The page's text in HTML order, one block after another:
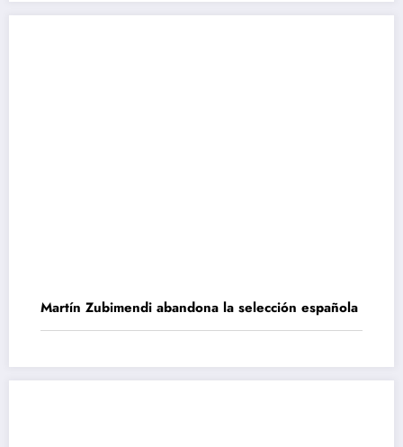
Martín Zubimendi abandona la selección española